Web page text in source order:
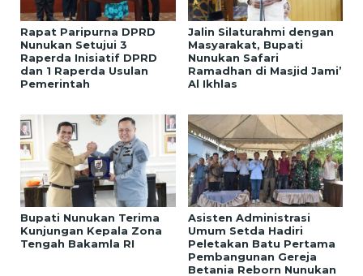
Rapat Paripurna DPRD
Nunukan Setujui 3
Raperda Inisiatif DPRD
dan 1 Raperda Usulan
Pemerintah
Jalin Silaturahmi dengan
Masyarakat, Bupati
Nunukan Safari
Ramadhan di Masjid Jami’
Al Ikhlas
Bupati Nunukan Terima
Kunjungan Kepala Zona
Tengah Bakamla RI
Asisten Administrasi
Umum Setda Hadiri
Peletakan Batu Pertama
Pembangunan Gereja
Betania Reborn Nunukan